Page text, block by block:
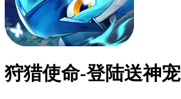
狩猎使命-登陆送神宠